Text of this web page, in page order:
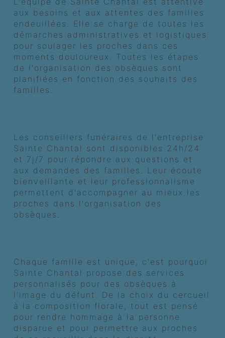
aux besoins et aux attentes des familles
endeuillées. Elle se charge de toutes les
démarches administratives et logistiques
pour soulager les proches dans ces
moments douloureux. Toutes les étapes
de l'organisation des obsèques sont
planifiées en fonction des souhaits des
familles.
Les conseillers funéraires de l'entreprise
Sainte Chantal sont disponibles 24h/24
et 7j/7 pour répondre aux questions et
aux demandes des familles. Leur écoute
bienveillante et leur professionnalisme
permettent d'accompagner au mieux les
proches dans l'organisation des
obsèques.
Chaque famille est unique, c'est pourquoi
Sainte Chantal propose des services
personnalisés pour des obsèques à
l'image du défunt. De la choix du cercueil
à la composition florale, tout est pensé
pour rendre hommage à la personne
disparue et pour permettre aux proches